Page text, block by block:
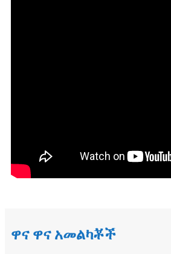
ዋና ዋና አመልካቾች